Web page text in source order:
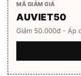
MÃ GIẢM GIÁ
AUVIET50
Giảm 50.000đ - Áp